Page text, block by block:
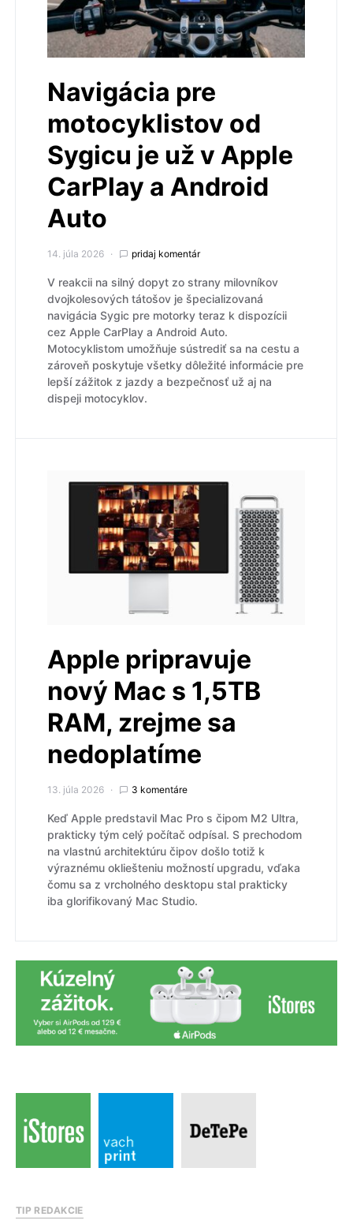
Navigácia pre
motocyklistov od
Sygicu je už v Apple
CarPlay a Android
Auto
14. júla 2026 pridaj komentár
V reakcii na silný dopyt zo strany milovníkov
dvojkolesových tátošov je špecializovaná
navigácia Sygic pre motorky teraz k dispozícii
cez Apple CarPlay a Android Auto.
Motocyklistom umožňuje sústrediť sa na cestu a
zároveň poskytuje všetky dôležité informácie pre
lepší zážitok z jazdy a bezpečnosť už aj na
dispeji motocyklov.
Apple pripravuje
nový Mac s 1,5TB
RAM, zrejme sa
nedoplatíme
13. júla 2026 3 komentáre
Keď Apple predstavil Mac Pro s čipom M2 Ultra,
prakticky tým celý počítač odpísal. S prechodom
na vlastnú architektúru čipov došlo totiž k
výraznému okliešteniu možností upgradu, vďaka
čomu sa z vrcholného desktopu stal prakticky
iba glorifikovaný Mac Studio.
TIP REDAKCIE